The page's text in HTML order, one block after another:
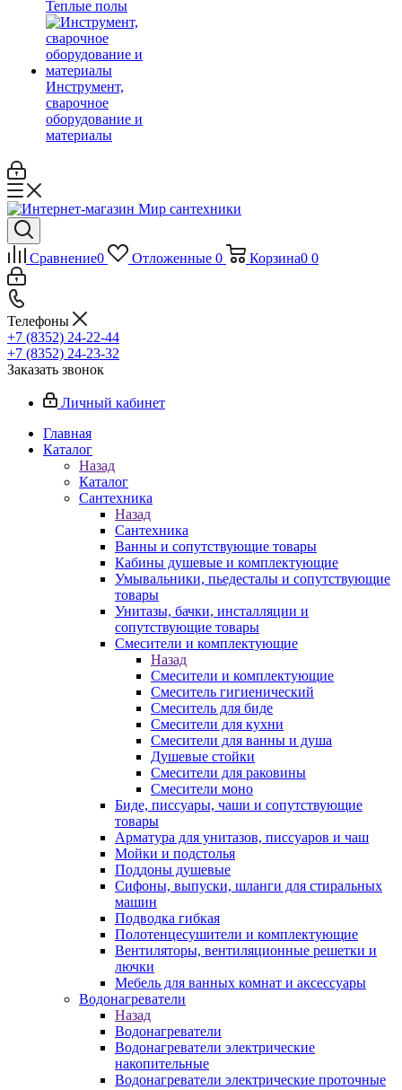
Теплые полы
Инструмент,
сварочное
оборудование и
материалы
Сравнение0 Отложенные 0 Корзина0 0
Телефоны
+7 (8352) 24-22-44
+7 (8352) 24-23-32
Заказать звонок
Личный кабинет
Главная
Каталог
Назад
Каталог
Сантехника
Назад
Сантехника
Ванны и сопутствующие товары
Кабины душевые и комплектующие
Умывальники, пьедесталы и сопутствующие
товары
Унитазы, бачки, инсталляции и
сопутствующие товары
Смесители и комплектующие
Назад
Смесители и комплектующие
Смеситель гигиенический
Смеситель для биде
Смесители для кухни
Смесители для ванны и душа
Душевые стойки
Смесители для раковины
Смесители моно
Биде, писсуары, чаши и сопутствующие
товары
Арматура для унитазов, писсуаров и чаш
Мойки и подстолья
Поддоны душевые
Сифоны, выпуски, шланги для стиральных
машин
Подводка гибкая
Полотенцесушители и комплектующие
Вентиляторы, вентиляционные решетки и
лючки
Мебель для ванных комнат и аксессуары
Водонагреватели
Назад
Водонагреватели
Водонагреватели электрические
накопительные
Водонагреватели электрические проточные